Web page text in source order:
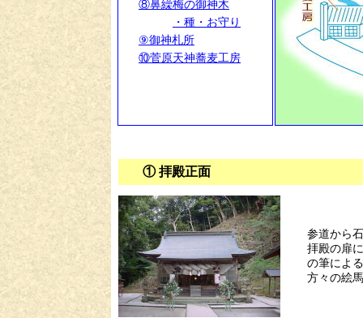
⑧鼻繰梅の御神木
・種・お守り
⑨御神札所
⑩菅原天神蕎麦工房
① 拝殿正面
参道から
拝殿の扉
の筆によ
方々の絵